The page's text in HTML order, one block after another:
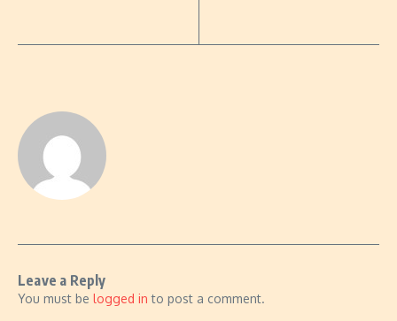
Leave a Reply
You must be logged in to post a comment.